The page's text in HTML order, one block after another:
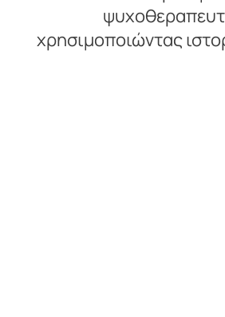
χρησιμοποιώντας